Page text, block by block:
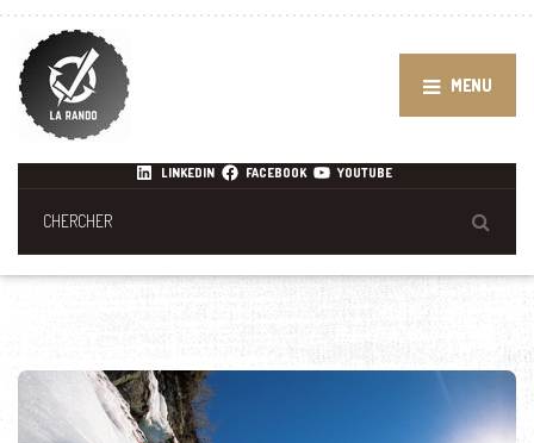
MENU
LINKEDIN FACEBOOK YOUTUBE